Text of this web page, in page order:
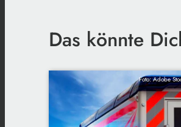
Das könnte
Foto: Adobe